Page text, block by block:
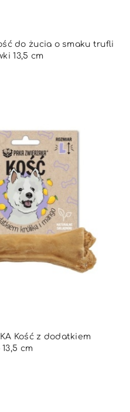
do żucia o smaku trufli
13,5 cm
NIEDOSTĘPNY
Kość z dodatkiem
cm
NIEDOSTĘPNY